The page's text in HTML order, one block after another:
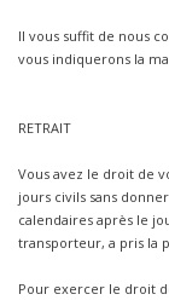
Il vous suffit de nous
vous indiquerons la
RETRAIT
Vous avez le droit de
jours civils sans
calendaires après le
transporteur, a pris la
Pour exercer le droit